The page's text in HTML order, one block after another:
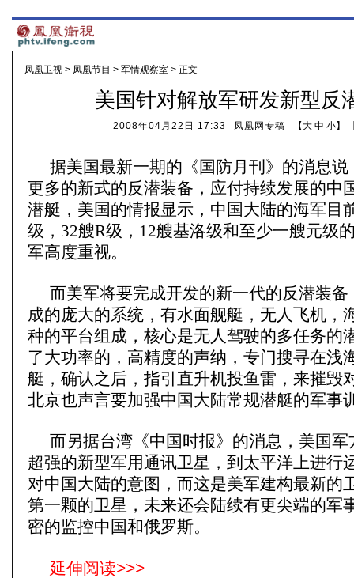
凤凰卫视 > 凤凰节目 > 军情观察室 > 正文
美国针对解放军研发新型反
2008年04月22日 17:33 凤凰网专稿 【大 中 小】
据美国最新一期的《国防月刊》的消息
更多的新式的反潜装备，应付持续发展的中
潜艇，美国的情报显示，中国大陆的海军目
级，32艘R级，12艘基洛级和至少一艘元级
军高度重视。
而美军将要完成开发的新一代的反潜装
成的庞大的系统，有水面舰艇，无人飞机，
种的平台组成，核心是无人驾驶的多任务的
了大功率的，高精度的声纳，专门搜寻在浅
艇，确认之后，指引直升机投鱼雷，来摧毁
北京也声言要加强中国大陆常规潜艇的军事
而另据台湾《中国时报》的消息，美国
超强的新型军用通讯卫星，到太平洋上进行
对中国大陆的意图，而这是美军建构最新的
第一颗的卫星，未来还会陆续有更尖端的军
密的监控中国和俄罗斯。
延伸阅读>>>